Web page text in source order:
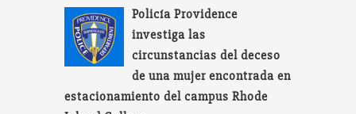
Policía Providence
investiga las
circunstancias del deceso
de una mujer encontrada en
estacionamiento del campus Rhode